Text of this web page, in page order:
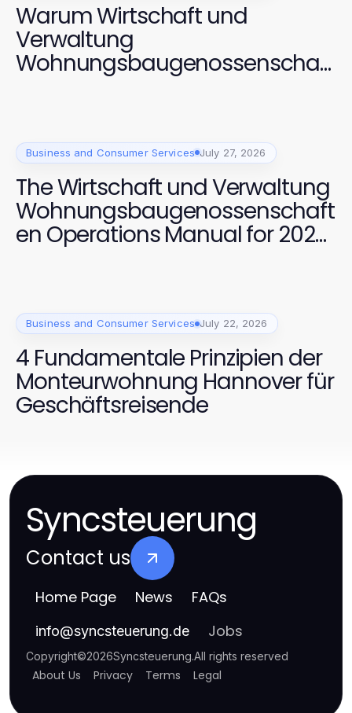
Warum Wirtschaft und
Verwaltung
Wohnungsbaugenossenschaft
en 2026 die beste Wahl für
Business and Consumer Services July 27, 2026
The Wirtschaft und Verwaltung
Wohnungsbaugenossenschaft
en Operations Manual for 2026:
Business and Consumer Services July 22, 2026
4 Fundamentale Prinzipien der
Monteurwohnung Hannover für
Geschäftsreisende
Syncsteuerung
Contact us
Home Page News FAQs
info@syncsteuerung.de Jobs
Copyright©2026Syncsteuerung.All rights reserved
About Us Privacy Terms Legal